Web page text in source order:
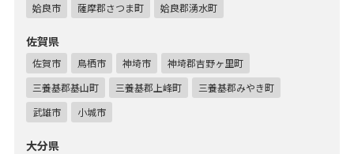
姶良市
薩摩郡さつま町 姶良郡湧水町
佐賀県
佐賀市 鳥栖市 神埼市
神埼郡吉野ヶ里町
三養基郡基山町
三養基郡上峰町
三養基郡みやき町
武雄市
小城市
大分県